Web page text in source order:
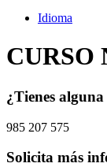
Idioma
CURSO
¿Tienes
985 207 575
Solicita más